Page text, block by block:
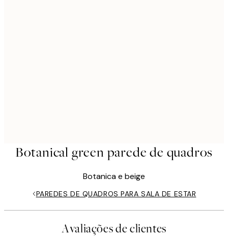
Botanical green parede de quadros
Botanica e beige
PAREDES DE QUADROS PARA SALA DE ESTAR
Avaliações de clientes